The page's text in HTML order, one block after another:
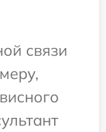
связи